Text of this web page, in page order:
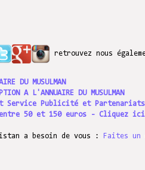
retrouvez nous
DU MUSULMAN
A L'ANNUAIRE DU MUSULMAN
Service Publicité et Partenariats
50 et 150 euros - Cliquez
a besoin de vous : Faites un